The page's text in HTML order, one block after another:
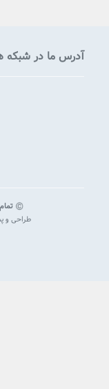
آدرس ما در شبکه
طراحی و